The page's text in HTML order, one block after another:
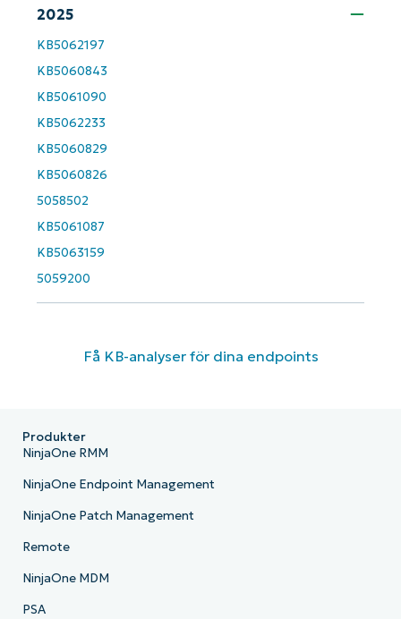
2025
KB5062197
KB5060843
KB5061090
KB5062233
KB5060829
KB5060826
5058502
KB5061087
KB5063159
5059200
Få KB-analyser för dina endpoints
Produkter
NinjaOne RMM
NinjaOne Endpoint Management
NinjaOne Patch Management
Remote
NinjaOne MDM
PSA